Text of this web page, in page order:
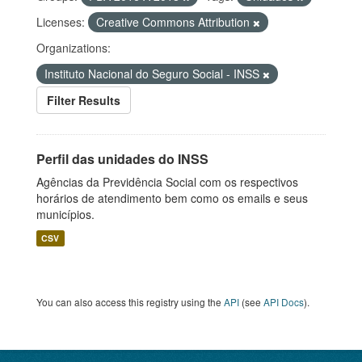
Licenses:
Creative Commons Attribution
Organizations:
Instituto Nacional do Seguro Social - INSS
Filter Results
Perfil das unidades do INSS
Agências da Previdência Social com os respectivos
horários de atendimento bem como os emails e seus
municípios.
CSV
You can also access this registry using the API (see API Docs).